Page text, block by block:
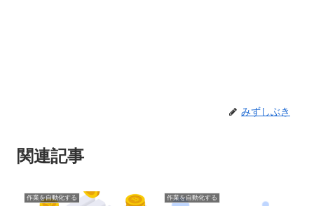
みずしぶき
関連記事
作業を自動化する 作業を自動化する